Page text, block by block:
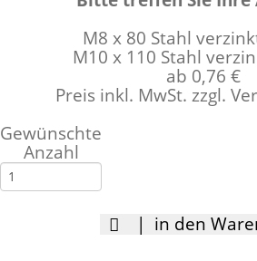
M8 x 80 Stahl
M10 x 110 Stahl
ab 0,76 €
Preis inkl. MwSt. zzgl.
Gewünschte
Anzahl
| in den